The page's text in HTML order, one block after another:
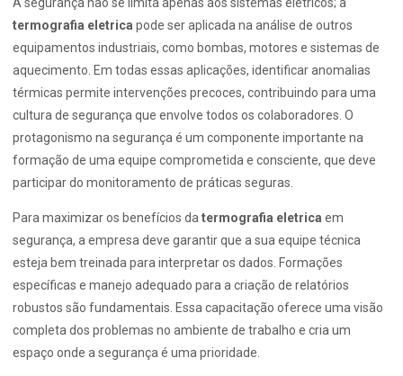
termografia eletrica pode ser aplicada na análise de outros
equipamentos industriais, como bombas, motores e sistemas de
aquecimento. Em todas essas aplicações, identificar anomalias
térmicas permite intervenções precoces, contribuindo para uma
cultura de segurança que envolve todos os colaboradores. O
protagonismo na segurança é um componente importante na
formação de uma equipe comprometida e consciente, que deve
participar do monitoramento de práticas seguras.
Para maximizar os benefícios da termografia eletrica em
segurança, a empresa deve garantir que a sua equipe técnica
esteja bem treinada para interpretar os dados. Formações
específicas e manejo adequado para a criação de relatórios
robustos são fundamentais. Essa capacitação oferece uma visão
completa dos problemas no ambiente de trabalho e cria um
espaço onde a segurança é uma prioridade.